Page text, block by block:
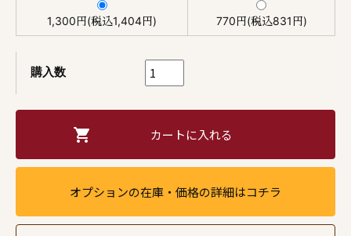
1,300円(税込1,404円) 770円(税込831円)
購入数
オプションの在庫・価格の詳細はコチラ